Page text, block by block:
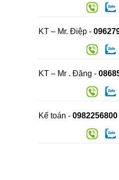
KT – Mr. Điệp -
KT – Mr . Đăng -
Kế toán - 0982256800